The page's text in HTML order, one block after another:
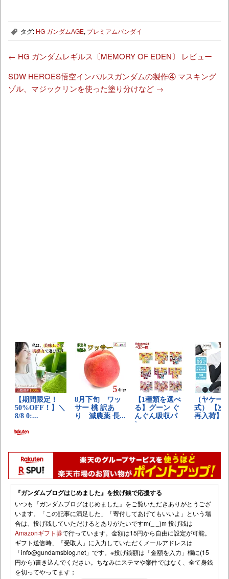
, タグ: HG ガンダムAGE, プレミアムバンダイ
← HG ガンダムレギルス〔MEMORY OF EDEN〕 レビュー
SDW HEROES悟空インパルスガンダムの製作④ マスキング
ゾル、マジックリンを使った塗り分けなど →
『ガンダムブログはじめました』を投げ銭で応援する
いつも『ガンダムブログはじめました』をご覧いただきありがとうござ
います。「この記事に満足した」「寄付してあげてもいいよ」という場
合は、投げ銭していただけるとありがたいですm(_ _)m 投げ銭は
Amazonギフト券で行っています。金額は15円から自由に設定が可能。
ギフト送信時、『受取人』に入力していただくメールアドレスは
「info@gundamsblog.net 」です。 ※投げ銭額は「金額を入力」欄に(15
円から)書き込んでください。ちなみにステマや案件ではなく、全て身銭
を切ってやってます；